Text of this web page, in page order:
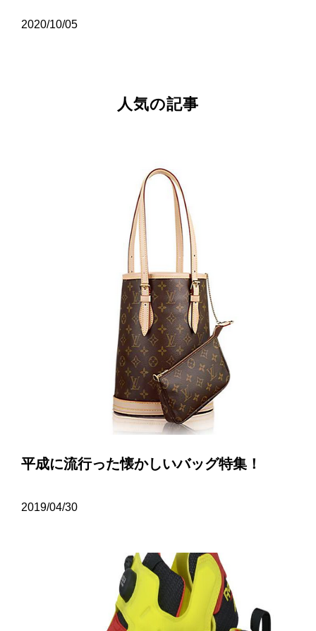
2020/10/05
人気の記事
平成に流行った懐かしいバッグ特集！
2019/04/30